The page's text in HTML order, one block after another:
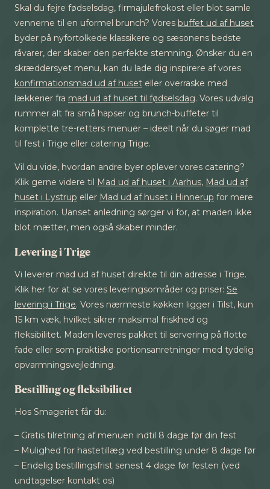
Skal du fejre fødselsdag, firmajulefrokost eller blot samle
vennerne til en uformel brunch? Vores buffet ud af huset
byder på nyfortolkede klassikere og sæsonens bedste
råvarer, der skaber den perfekte stemning. Ønsker du en
skræddersyet menu, kan du lade dig inspirere af vores
konfirmationsmad ud af huset eller overraske med
lækkerier fra mad ud af huset til fødselsdag. Vores udvalg
rummer alt fra små hapser og brunch-buffeter til
komplette tre-retters menuer – ideelt når du søger mad
til fest i Trige eller catering Trige.
Vil du vide, hvordan andre byer oplever vores catering?
Klik gerne videre til Mad ud af huset i Aarhus, Mad ud af
huset i Lystrup eller Mad ud af huset i Hinnerup for mere
inspiration. Uanset anledning sørger vi for, at maden ikke
blot mætter, men også skaber minder.
Levering i Trige
Vi leverer mad ud af huset direkte til din adresse i Trige.
Klik her for at se vores leveringsområder og priser: Se
levering i Trige. Vores nærmeste køkken ligger i Tilst, kun
15 km væk, hvilket sikrer maksimal friskhed og
fleksibilitet. Maden leveres pakket til servering på flotte
fade eller som praktiske portionsanretninger med tydelig
opvarmningsvejledning.
Bestilling og fleksibilitet
Hos Smageriet får du:
– Gratis tilretning af menuen indtil 8 dage før din fest
– Mulighed for hastetillæg ved bestilling under 8 dage før
– Endelig bestillingsfrist senest 4 dage før festen (ved
undtagelser kontakt os)